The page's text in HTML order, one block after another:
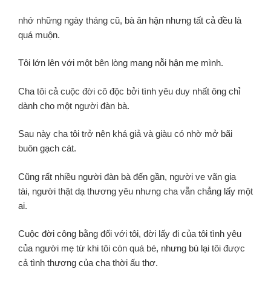
nhớ những ngày tháng cũ, bà ân hận nhưng tất cả đều là
quá muộn.
Tôi lớn lên với một bên lòng mang nỗi hận mẹ mình.
Cha tôi cả cuộc đời cô độc bởi tình yêu duy nhất ông chỉ
dành cho một người đàn bà.
Sau này cha tôi trở nên khá giả và giàu có nhờ mở bãi
buôn gạch cát.
Cũng rất nhiều người đàn bà đến gần, người ve vãn gia
tài, người thật dạ thương yêu nhưng cha vẫn chẳng lấy một
ai.
Cuộc đời công bằng đối với tôi, đời lấy đi của tôi tình yêu
của người mẹ từ khi tôi còn quá bé, nhưng bù lại tôi được
cả tình thương của cha thời ấu thơ.